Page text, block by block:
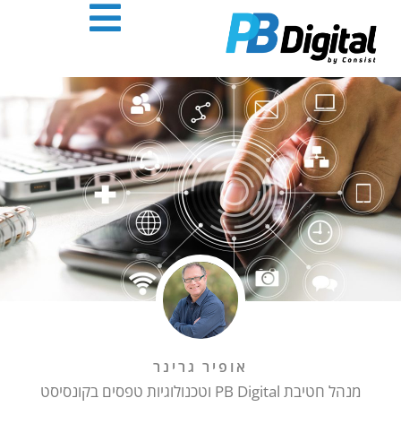
שבסינרגיה:
סוויטת
הטפסים
והתהליכים
הדיגיטלים
MAGNUM
מספקת
הרבה
אופיר גרינר
מנהל חטיבת PB Digital וטכנולוגיות טפסים בקונסיסט